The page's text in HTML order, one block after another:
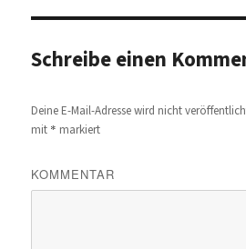
Schreibe einen
Deine E-Mail-Adresse wird nicht
mit * markiert
KOMMENTAR